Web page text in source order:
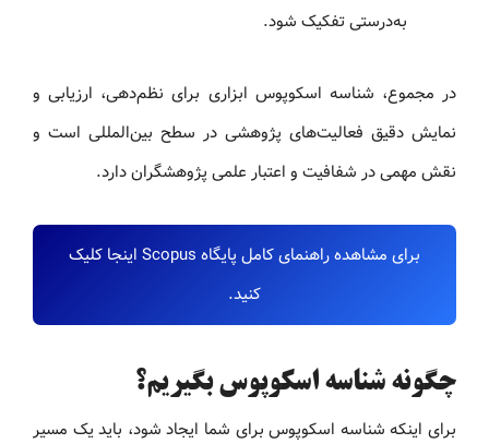
به‌درستی تفکیک شود.
در مجموع، شناسه اسکوپوس ابزاری برای نظم‌دهی، ارزیابی و
نمایش دقیق فعالیت‌های پژوهشی در سطح بین‌المللی است و
نقش مهمی در شفافیت و اعتبار علمی پژوهشگران دارد.
برای مشاهده راهنمای کامل پایگاه Scopus اینجا کلیک
کنید.
چگونه شناسه اسکوپوس بگیریم؟
برای اینکه شناسه اسکوپوس برای شما ایجاد شود، باید یک مسیر